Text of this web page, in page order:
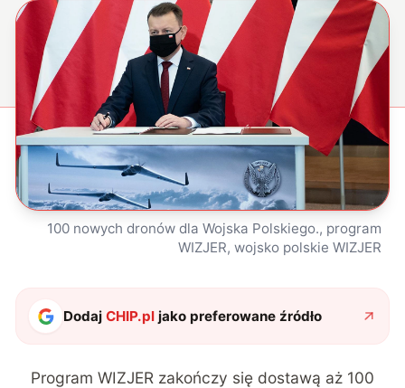
100 nowych dronów dla Wojska Polskiego., program
WIZJER, wojsko polskie WIZJER
DodajCHIP.pl jako preferowane źródło
Program WIZJER zakończy się dostawą aż 100